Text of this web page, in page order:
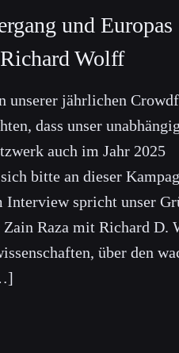
und Europas
Wolff
unserer jährlichen
dass unser
auch im Jahr 2025
bitte an dieser
spricht unser
Zain Raza mit Richard D.
über den